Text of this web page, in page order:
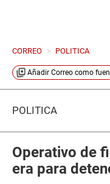
CORREO > POLITICA
Añadir Correo como
POLÍTICA
Operativo de
era para